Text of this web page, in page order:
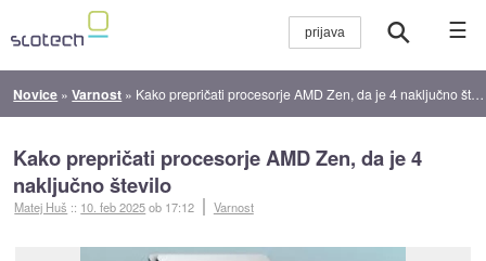
☰
Novice »Varnost » Kako prepričati procesorje AMD Zen, da je 4 naključno število
Kako prepričati procesorje AMD Zen, da je 4
naključno število
Matej Huš :: 10. feb 2025ob 17:12 Varnost